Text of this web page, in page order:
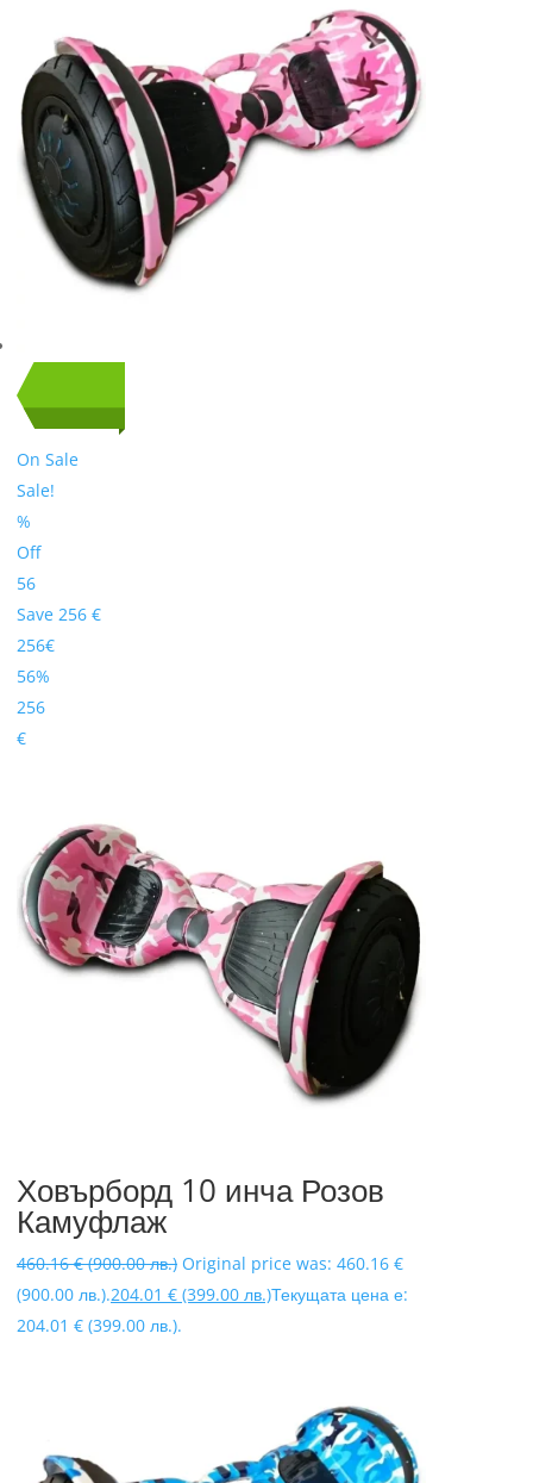
On Sale
Sale!
%
Off
56
Save 256 €
256€
56%
256
€
Ховърборд 10 инча Розов
Камуфлаж
460.16€ (900.00 лв.) Original price was: 460.16 €
(900.00 лв.).204.01 € (399.00 лв.)Текущата цена е:
204.01 € (399.00 лв.).